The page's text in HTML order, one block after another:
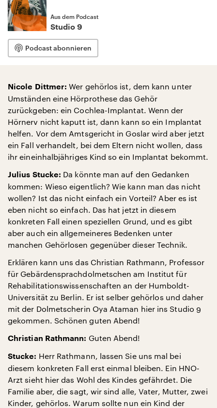
Aus dem Podcast
Studio 9
Podcast abonnieren
Nicole Dittmer: Wer gehörlos ist, dem kann unter
Umständen eine Hörprothese das Gehör
zurückgeben: ein Cochlea-Implantat. Wenn der
Hörnerv nicht kaputt ist, dann kann so ein Implantat
helfen. Vor dem Amtsgericht in Goslar wird aber jetzt
ein Fall verhandelt, bei dem Eltern nicht wollen, dass
ihr eineinhalbjähriges Kind so ein Implantat bekommt.
Julius Stucke: Da könnte man auf den Gedanken
kommen: Wieso eigentlich? Wie kann man das nicht
wollen? Ist das nicht einfach ein Vorteil? Aber es ist
eben nicht so einfach. Das hat jetzt in diesem
konkreten Fall einen speziellen Grund, und es gibt
aber auch ein allgemeineres Bedenken unter
manchen Gehörlosen gegenüber dieser Technik.
Erklären kann uns das Christian Rathmann, Professor
für Gebärdensprachdolmetschen am Institut für
Rehabilitationswissenschaften an der Humboldt-
Universität zu Berlin. Er ist selber gehörlos und daher
mit der Dolmetscherin Oya Ataman hier ins Studio 9
gekommen. Schönen guten Abend!
Christian Rathmann: Guten Abend!
Stucke: Herr Rathmann, lassen Sie uns mal bei
diesem konkreten Fall erst einmal bleiben. Ein HNO-
Arzt sieht hier das Wohl des Kindes gefährdet. Die
Familie aber, die sagt, wir sind alle, Vater, Mutter, zwei
Kinder, gehörlos. Warum sollte nun ein Kind der